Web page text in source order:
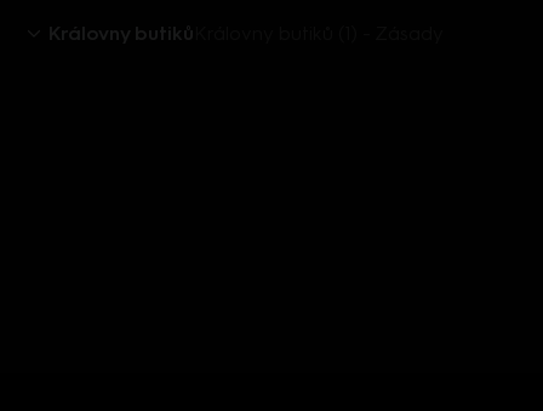
Královny butiků